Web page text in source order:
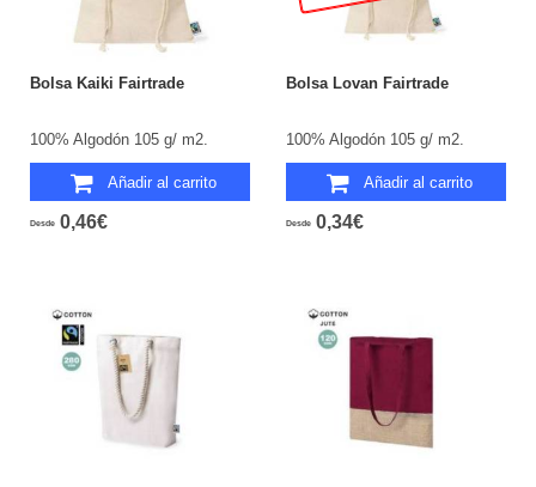
Bolsa Kaiki Fairtrade
100% Algodón 105 g/ m2.
Añadir al carrito
Desde 0,46€
Bolsa Lovan Fairtrade
100% Algodón 105 g/ m2.
Añadir al carrito
Desde 0,34€